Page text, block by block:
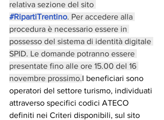
relativa sezione del sito
#RipartiTrentino. Per accedere alla
procedura è necessario essere in
possesso del sistema di identità digitale
SPID. Le domande potranno essere
presentate fino alle ore 15.00 del 16
novembre prossimo.I beneficiari sono
operatori del settore turismo, individuati
attraverso specifici codici ATECO
definiti nei Criteri disponibili, sul sito